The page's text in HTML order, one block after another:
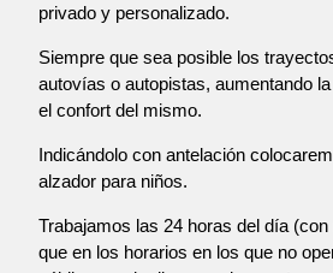
privado y personalizado.
Siempre que sea posible los
autovías o autopistas, aumentando
el confort del mismo.
Indicándolo con antelación
alzador para niños.
Trabajamos las 24 horas del día
que en los horarios en los que no